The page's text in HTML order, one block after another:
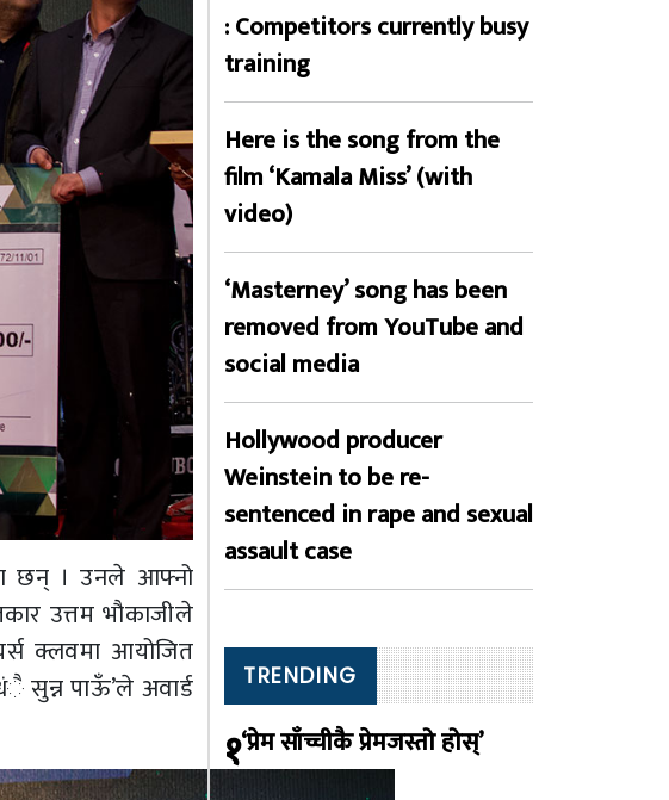
छन् । उनले आफ्नो
उत्तम भौकाजीले
क्लवमा आयोजित
सुन्न पाऊँ’ले अवार्ड
: Competitors currently busy
training
Here is the song from the
film ‘Kamala Miss’ (with
video)
‘Masterney’ song has been
removed from YouTube and
social media
Hollywood producer
Weinstein to be re-
sentenced in rape and sexual
assault case
TRENDING
१‘प्रेम साँच्चीकै प्रेमजस्तो होस्’